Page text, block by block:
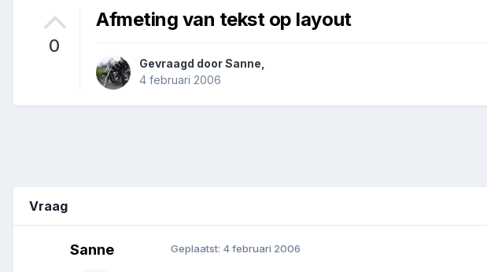
0
Afmeting van tekst op layout
Gevraagd doorSanne
4 februari 2006
Vraag
Sanne Geplaatst: 4 februari 2006